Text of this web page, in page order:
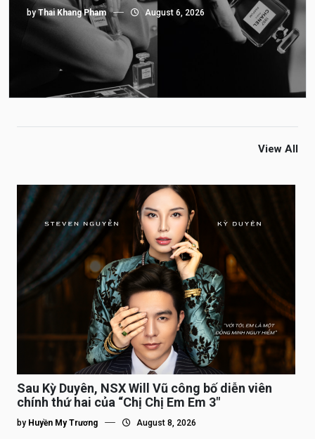
byThai Khang Pham August 6, 2026
View All
Sau Kỳ Duyên, NSX Will Vũ công bố diễn viên
chính thứ hai của “Chị Chị Em Em 3″
by Huyền My Trương August 8, 2026